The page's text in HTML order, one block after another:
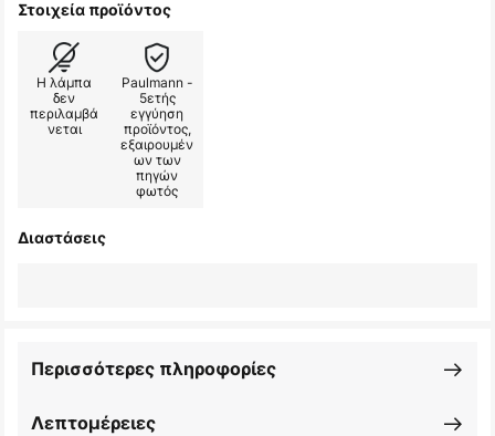
Στοιχεία προϊόντος
Η λάμπα
δεν
περιλαμβά
νεται
Paulmann -
5ετής
εγγύηση
προϊόντος,
εξαιρουμέν
ων των
πηγών
φωτός
Διαστάσεις
Λεπτομέρειες
Περισσότερες πληροφορίες